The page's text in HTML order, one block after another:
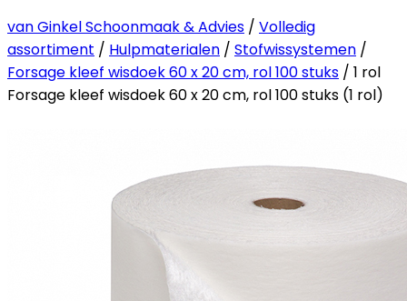
van Ginkel Schoonmaak & Advies / Volledig
assortiment / Hulpmaterialen / Stofwissystemen /
Forsage kleef wisdoek 60 x 20 cm, rol 100 stuks / 1 rol
Forsage kleef wisdoek 60 x 20 cm, rol 100 stuks (1 rol)